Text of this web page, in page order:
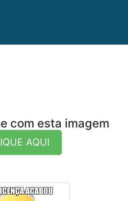
com esta imagem
AQUI